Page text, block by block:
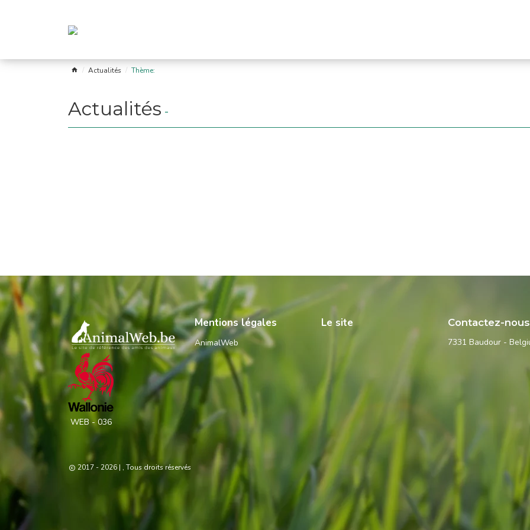
Actualités Thème:
Actualités -
WEB - 036
Mentions légales
AnimalWeb
Le site Contactez-nous
7331 Baudour -
2017 - 2026 | , Tous droits réservés